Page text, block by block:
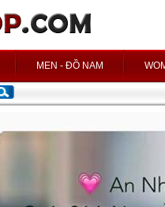
MEN - ĐỒ NAM